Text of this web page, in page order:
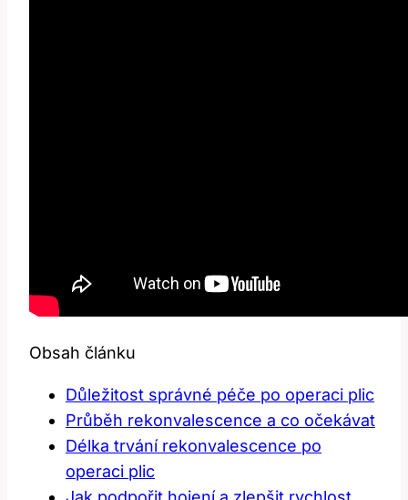
Obsah článku
Důležitost správné péče po operaci plic
Průběh rekonvalescence a co očekávat
Délka trvání rekonvalescence po
operaci plic